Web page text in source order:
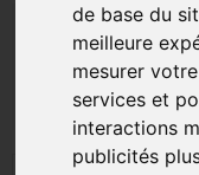
de base du
meilleure
mesurer
services et
interactions
publicités
:
43,75 € HT